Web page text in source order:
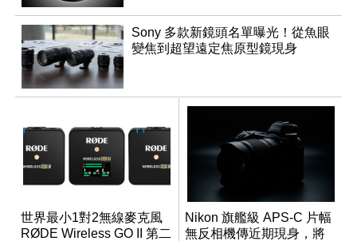
Sony 多款新鏡頭名單曝光！從魚眼
變焦到超望遠定焦原型鏡現身
世界最小1對2無線麥克風
RØDE Wireless GO II 第二
Nikon 旗艦級 APS-C 片幅
無反相機傳近期現身，將